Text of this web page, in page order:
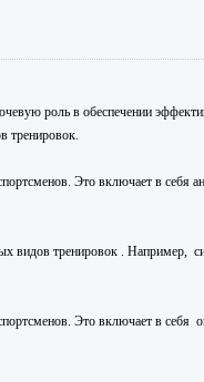
роль в обеспечении
тренировок.
Это включает в себя
видов тренировок . Например,
Это включает в себя